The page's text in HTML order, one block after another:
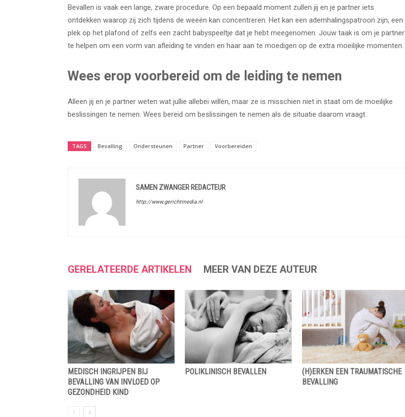
Bevallen is vaak een lange, zware procedure. Op een bepaald moment zullen jij en je partner iets
ontdekken waarop zij zich tijdens de weeën kan concentreren. Het kan een ademhalingspatroon zijn, een
plek op het plafond of zelfs een zacht babyspeeltje dat je hebt meegenomen. Jouw taak is om je partner
te helpen om een vorm van afleiding te vinden en haar aan te moedigen op de extra moeilijke momenten.
Wees erop voorbereid om de leiding te nemen
Alleen jij en je partner weten wat jullie allebei willen, maar ze is misschien niet in staat om de moeilijke
beslissingen te nemen. Wees bereid om beslissingen te nemen als de situatie daarom vraagt.
TAGS Bevalling Ondersteunen Partner Voorbereiden
SAMEN ZWANGER REDACTEUR
http://www.gerichtmedia.nl
GERELATEERDE ARTIKELEN MEER VAN DEZE AUTEUR
MEDISCH INGRIJPEN BIJ
BEVALLING VAN INVLOED OP
GEZONDHEID KIND
POLIKLINISCH BEVALLEN
(H)ERKEN EEN TRAUMATISCHE
BEVALLING